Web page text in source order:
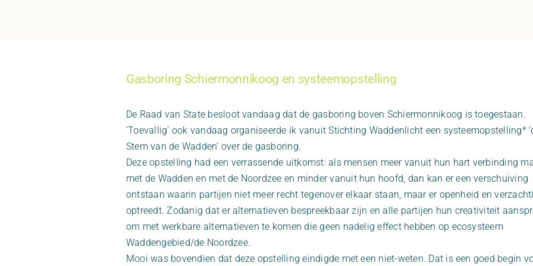
Gasboring Schiermonnikoog en systeemopstelling
De Raad van State besloot vandaag dat de gasboring boven Schiermonnikoog is toegestaan.
‘Toevallig’ ook vandaag organiseerde ik vanuit Stichting Waddenlicht een systeemopstelling*
Stem van de Wadden’ over de gasboring.
Deze opstelIing had een verrassende uitkomst: als mensen meer vanuit hun hart verbinding
met de Wadden en met de Noordzee en minder vanuit hun hoofd, dan kan er een verschuiving
ontstaan waarin partijen niet meer recht tegenover elkaar staan, maar er openheid en
optreedt. Zodanig dat er alternatieven bespreekbaar zijn en alle partijen hun creativiteit
om met werkbare alternatieven te komen die geen nadelig effect hebben op ecosysteem
Waddengebied/de Noordzee.
Mooi was bovendien dat deze opstelling eindigde met een niet-weten. Dat is een goed begin